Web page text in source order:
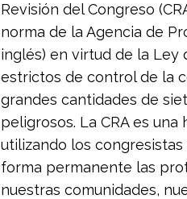
Revisión del Congreso
norma de la Agencia de
inglés) en virtud de la Ley
estrictos de control de la
grandes cantidades de
peligrosos. La CRA es
utilizando los
forma permanente las
nuestras comunidades,